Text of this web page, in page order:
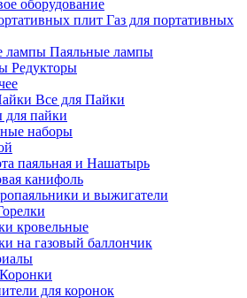
оборудование
Газ для портативных
Паяльные лампы
Редукторы
Все для Пайки
для пайки
наборы
паяльная и Нашатырь
канифоль
и выжигатели
кровельные
на газовый баллончик
Коронки
для коронок